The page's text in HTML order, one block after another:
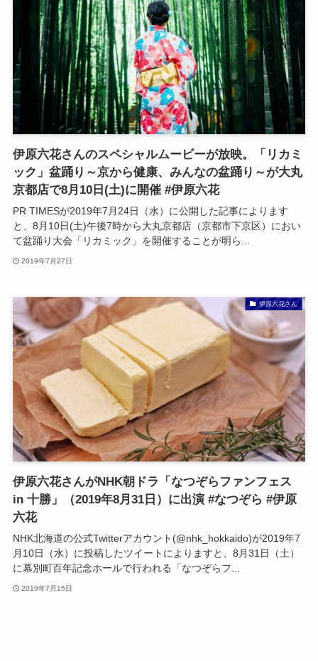
伊原六花さんのスペシャルムービーが放映。「リカミ
ック」盆踊り～京から健康、みんなの盆踊り～が大丸
京都店で8月10日(土)に開催 #伊原六花
PR TIMESが2019年7月24日（水）に公開した記事によります
と、8月10日(土)午後7時から大丸京都店（京都市下京区）におい
て盆踊り大会「リカミック」を開催することが明ら...
2019年7月27日
伊原六花さん
伊原六花さんがNHK朝ドラ「なつぞらファンフェス
in 十勝」（2019年8月31日）に出演 #なつぞら #伊原
六花
NHK北海道の公式Twitterアカウント(@nhk_hokkaido)が2019年7
月10日（水）に投稿したツイートによりますと、8月31日（土）
に幕別町百年記念ホールで行われる「なつぞらフ...
2019年7月15日